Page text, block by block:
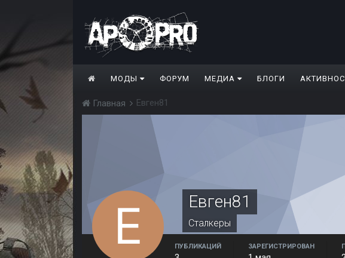
МОДЫ ФОРУМ МЕДИА БЛОГИ
Главная Евген81
Евген81
Сталкеры
ПУБЛИКАЦИЙ ЗАРЕГИСТРИРОВАН